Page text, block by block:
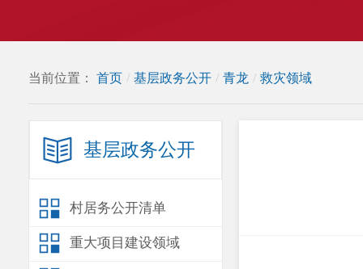
当前位置： 首页 / 基层政务公开 / 青龙 / 救灾领域
基层政务公开
村居务公开清单
重大项目建设领域